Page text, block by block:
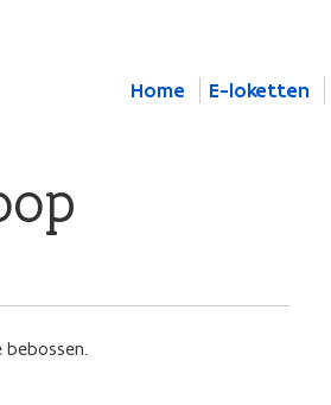
Home E-loketten
bebossen.